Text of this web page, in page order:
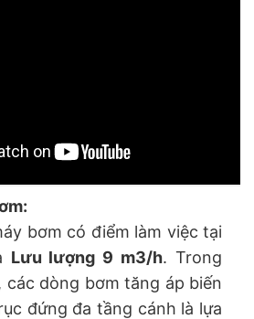
bơm có điểm làm việc tại
Lưu lượng 9 m3/h. Trong
dòng bơm tăng áp biến
đứng đa tầng cánh là lựa